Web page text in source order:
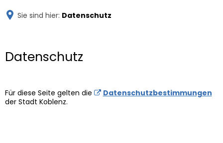
DIESTERWEG-
SCHULE KOBLENZ
Sie sind hier: Datenschutz
Datenschutz
Datenschutz
Für diese Seite gelten die
Datenschutzbestimmungen
der Stadt Koblenz.